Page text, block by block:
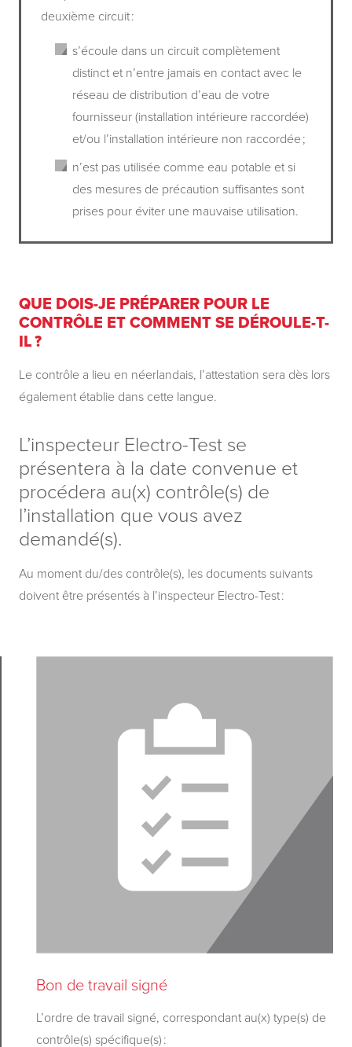
deuxième circuit :
s’écoule dans un circuit complètement
distinct et n’entre jamais en contact avec le
réseau de distribution d’eau de votre
fournisseur (installation intérieure raccordée)
et/ou l’installation intérieure non raccordée ;
n’est pas utilisée comme eau potable et si
des mesures de précaution suffisantes sont
prises pour éviter une mauvaise utilisation.
QUE DOIS-JE PRÉPARER POUR LE
CONTRÔLE ET COMMENT SE DÉROULE-T-
IL ?
Le contrôle a lieu en néerlandais, l’attestation sera dès lors
également établie dans cette langue.
L’inspecteur Electro-Test se
présentera à la date convenue et
procédera au(x) contrôle(s) de
l’installation que vous avez
demandé(s).
Au moment du/des contrôle(s), les documents suivants
doivent être présentés à l’inspecteur Electro-Test :
Bon de travail signé
L’ordre de travail signé, correspondant au(x) type(s) de
contrôle(s) spécifique(s) :